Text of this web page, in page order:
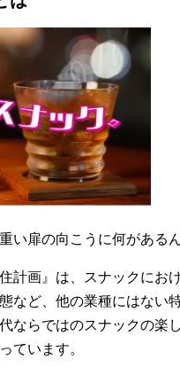
い扉の向こうに何があるん
計画』は、スナックにお
など、他の業種にはない
ならではのスナックの楽
ています。